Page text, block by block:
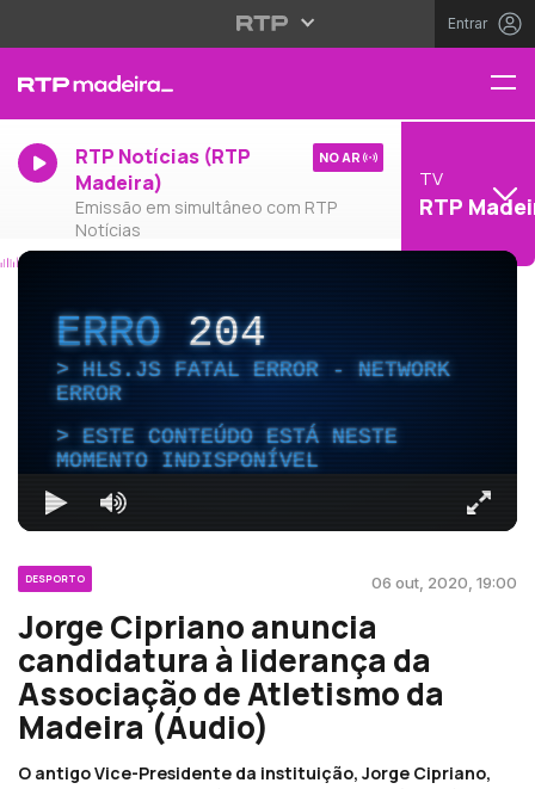
Entrar
RTP Notícias (RTP
Madeira)
Emissão em simultâneo com RTP
Notícias
NO AR
TV
RTP
ERRO204
HLS.JS FATAL ERROR - NETWORK
ERROR
ESTE CONTEÚDO ESTÁ NESTE
MOMENTO INDISPONÍVEL
DESPORTO 06 out, 2020, 19:00
Jorge Cipriano anuncia
candidatura à liderança da
Associação de Atletismo da
Madeira (Áudio)
O antigo Vice-Presidente da instituição, Jorge Cipriano,